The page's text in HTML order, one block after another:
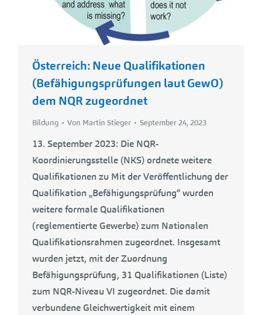
Österreich: Neue Qualifikationen
(Befähigungsprüfungen laut GewO)
dem NQR zugeordnet
Bildung Von Martin Stieger September 24, 2023
13. September 2023: Die NQR-
Koordinierungsstelle (NKS) ordnete weitere
Qualifikationen zu Mit der Veröffentlichung der
Qualifikation „Befähigungsprüfung“ wurden
weitere formale Qualifikationen
(reglementierte Gewerbe) zum Nationalen
Qualifikationsrahmen zugeordnet. Insgesamt
wurden jetzt, mit der Zuordnung
Befähigungsprüfung, 31 Qualifikationen (Liste)
zum NQR-Niveau VI zugeordnet. Die damit
verbundene Gleichwertigkeit mit einem